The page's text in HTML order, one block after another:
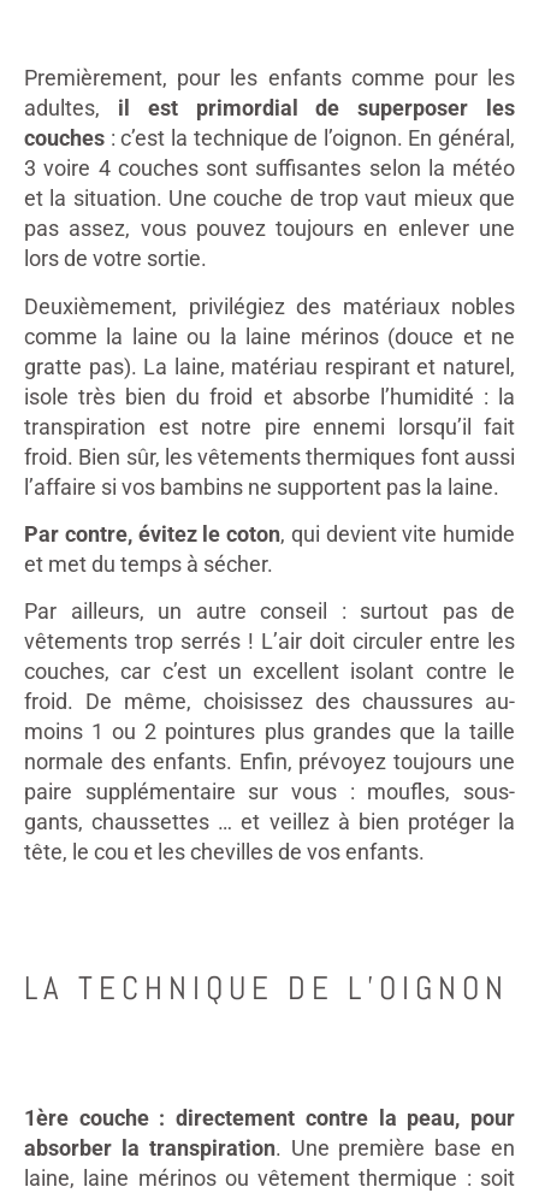
Premièrement, pour les enfants comme pour les
adultes, il est primordial de superposer les
couches : c’est la technique de l’oignon. En général,
3 voire 4 couches sont suffisantes selon la météo
et la situation. Une couche de trop vaut mieux que
pas assez, vous pouvez toujours en enlever une
lors de votre sortie.
Deuxièmement, privilégiez des matériaux nobles
comme la laine ou la laine mérinos (douce et ne
gratte pas). La laine, matériau respirant et naturel,
isole très bien du froid et absorbe l’humidité : la
transpiration est notre pire ennemi lorsqu’il fait
froid. Bien sûr, les vêtements thermiques font aussi
l’affaire si vos bambins ne supportent pas la laine.
Par contre, évitez le coton, qui devient vite humide
et met du temps à sécher.
Par ailleurs, un autre conseil : surtout pas de
vêtements trop serrés ! L’air doit circuler entre les
couches, car c’est un excellent isolant contre le
froid. De même, choisissez des chaussures au-
moins 1 ou 2 pointures plus grandes que la taille
normale des enfants. Enfin, prévoyez toujours une
paire supplémentaire sur vous : moufles, sous-
gants, chaussettes … et veillez à bien protéger la
tête, le cou et les chevilles de vos enfants.
LA TECHNIQUE DE L’OIGNON
1ère couche : directement contre la peau, pour
absorber la transpiration. Une première base en
laine, laine mérinos ou vêtement thermique : soit